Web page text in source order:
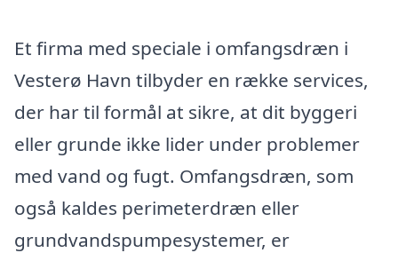
Et firma med speciale i omfangsdræn i
Vesterø Havn tilbyder en række services,
der har til formål at sikre, at dit byggeri
eller grunde ikke lider under problemer
med vand og fugt. Omfangsdræn, som
også kaldes perimeterdræn eller
grundvandspumpesystemer, er